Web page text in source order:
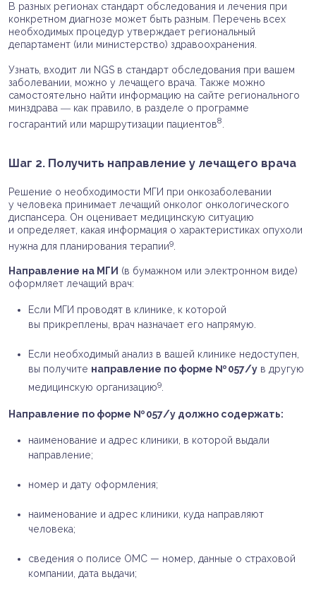
В разных регионах стандарт обследования и лечения при
конкретном диагнозе может быть разным. Перечень всех
необходимых процедур утверждает региональный
департамент (или министерство) здравоохранения.
Узнать, входит ли NGS в стандарт обследования при вашем
заболевании, можно у лечащего врача. Также можно
самостоятельно найти информацию на сайте регионального
минздрава ― как правило, в разделе о программе
госгарантий или маршрутизации пациентов8
Шаг 2. Получить направление у лечащего врача
Решение о необходимости МГИ при онкозаболевании
у человека принимает лечащий онколог онкологического
диспансера. Он оценивает медицинскую ситуацию
и определяет, какая информация о характеристиках опухоли
нужна для планирования терапии9
Направление на МГИ (в бумажном или электронном виде)
оформляет лечащий врач:
Если МГИ проводят в клинике, к которой
вы прикреплены, врач назначает его напрямую.
Если необходимый анализ в вашей клинике недоступен,
вы получите направление по форме № 057/у в другую
медицинскую организацию9
Направление по форме № 057/у должно содержать:
наименование и адрес клиники, в которой выдали
направление;
номер и дату оформления;
наименование и адрес клиники, куда направляют
человека;
сведения о полисе ОМС — номер, данные о страховой
компании, дата выдачи;